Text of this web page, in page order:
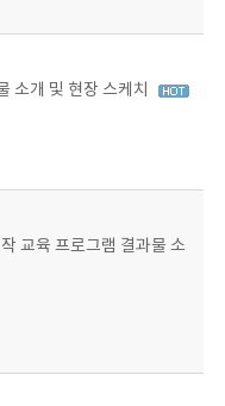
소개 및 현장 스케치
교육 프로그램 결과물 소